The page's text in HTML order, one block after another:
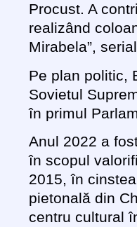
Procust. A
realizând
Mirabela”,
Pe plan politic,
Sovietul
în primul
Anul 2022 a
în scopul
2015, în
pietonală din
centru cultural